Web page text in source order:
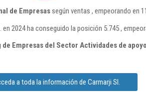
de Empresassegún ventas , empeorando en
2024 ha conseguido la posición 5.745 ,
de Empresas del Sector Actividades de
a toda la información de Carmarji Sl.